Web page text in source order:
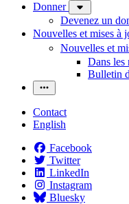
Donner
Devenez un
Nouvelles et mises à
Nouvelles et
Dans les
Bulletin
Contact
English
Facebook
Twitter
LinkedIn
Instagram
Bluesky